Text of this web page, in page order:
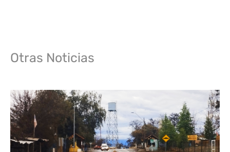
Otras Noticias